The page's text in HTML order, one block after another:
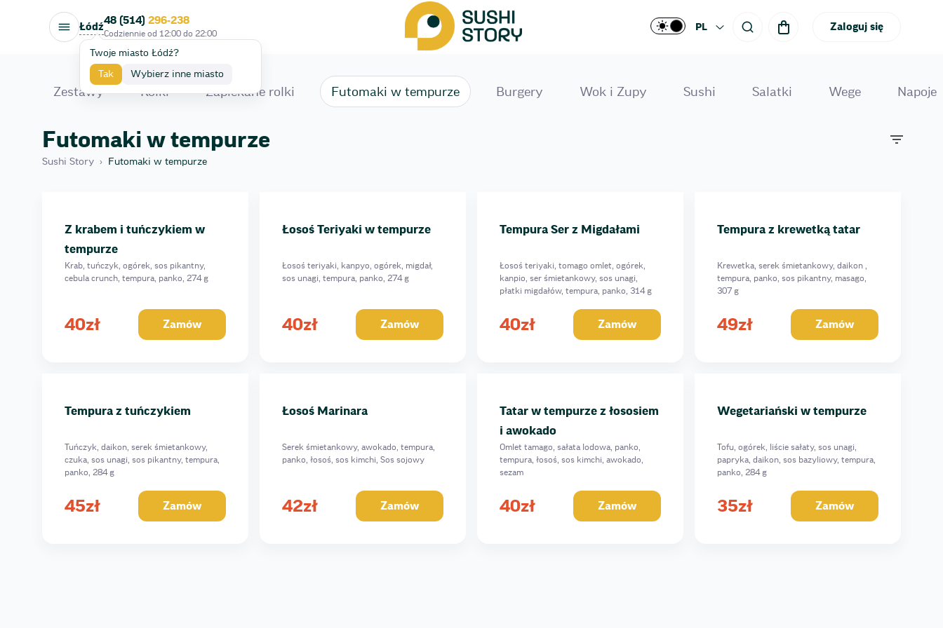
Łódź
Twoje miasto Łódź?
Tak Wybierz inne miasto
48 (514) 296-238
Codziennie od 12:00 do 22:00
PL Zaloguj się
Zestawy Rolki Zapiekane rolki Futomakі w tempurze Burgery Wok i Zupy Sushi Salatki Wege Napoje
Futomakі w tempurze
Sushi Story › Futomakі w tempurze
Tempura z tuńczykiem
Tempura z krewetką tatar
Tempura Ser z Migdałami
Z krabem i tuńczykiem w tempurze
Z krabem i tuńczykiem w
tempurze
Krab, tuńczyk, ogórek, sos pikantny,
cebula crunch, tempura, panko, 274 g
40zł Zamów
Łosoś Teriyaki w tempurze
Łosoś teriyaki, kanpyo, ogórek, migdał,
sos unagi, tempura, panko, 274 g
40zł Zamów
Tempura Ser z Migdałami
Łosoś teriyaki, tomago omlet, ogórek,
kanpio, ser śmietankowy, sos unagi,
płatki migdałów, tempura, panko, 314 g
40zł Zamów
Tempura z krewetką tatar
Krewetka, serek śmietankowy, daikon ,
tempura, panko, sos pikantny, masago,
307 g
49zł Zamów
Tempura z tuńczykiem
Tuńczyk, daikon, serek śmietankowy,
czuka, sos unagi, sos pikantny, tempura,
panko, 284 g
45zł Zamów
Łosoś Marinara
Serek śmietankowy, awokado, tempura,
panko, łosoś, sos kimchi, Sos sojowy
42zł Zamów
Tatar w tempurze z łososiem
i awokado
Omlet tamago, sałata lodowa, panko,
tempura, łosoś, sos kimchi, awokado,
sezam
40zł Zamów
Wegetariański w tempurze
Tofu, ogórek, liście sałaty, sos unagi,
papryka, daikon, sos bazyliowy, tempura,
panko, 284 g
35zł Zamów